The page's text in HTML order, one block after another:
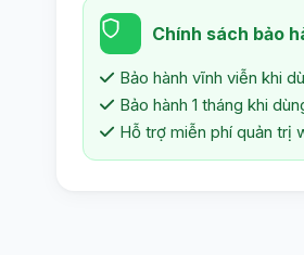
Chính sách bảo
Bảo hành vĩnh viễn khi
Bảo hành 1 tháng khi
Hỗ trợ miễn phí quản trị